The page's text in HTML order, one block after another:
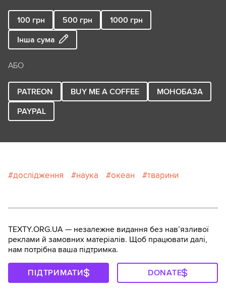
100 грн 500 грн 1000 грн
Інша сума
АБО
PATREON BUY ME A COFFEE
МОНОБАЗА
PAYPAL
дослідження наука океан тварини
TEXTY.ORG.UA — незалежне видання без навʼязливої
реклами й замовних матеріалів. Щоб працювати далі,
нам потрібна ваша підтримка.
ПІДТРИМАТИ DONATE